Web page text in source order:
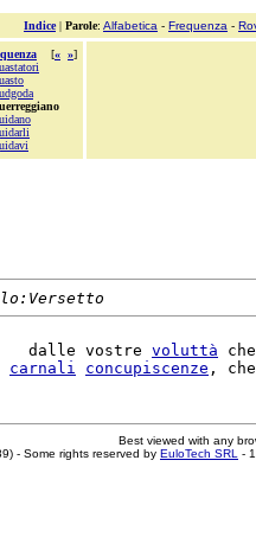
Indice| Parole: Alfabetica - Frequenza -
[« »]
|   dalle vostre voluttà
carnali concupiscenze ,
Best viewed with any
- Some rights reserved by EuloTech SRL -